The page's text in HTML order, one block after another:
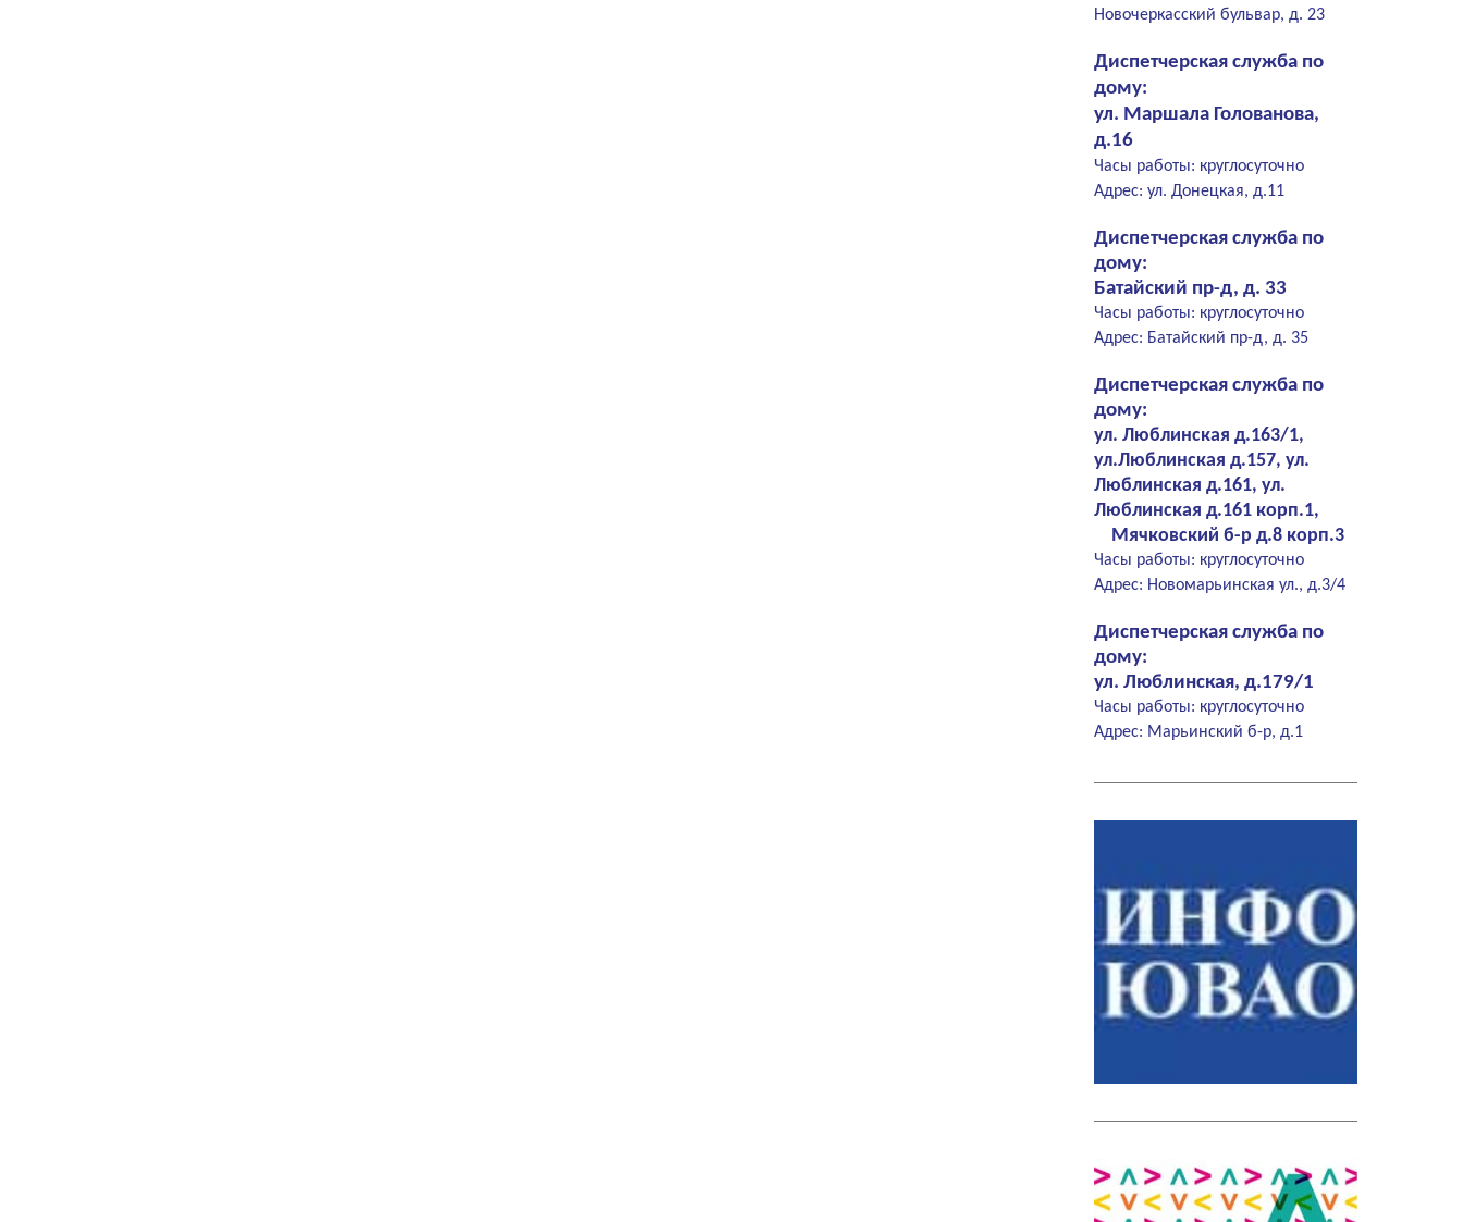
Новочеркасский бульвар, д. 23
Диспетчерская служба по
дому:
ул. Маршала Голованова,
д.16
Часы работы: круглосуточно
Адрес: ул. Донецкая, д.11
Диспетчерская служба по
дому:
Батайский пр-д, д. 33
Часы работы: круглосуточно
Адрес: Батайский пр-д, д. 35
Диспетчерская служба по
дому:
ул. Люблинская д.163/1,
ул.Люблинская д.157, ул.
Люблинская д.161, ул.
Люблинская д.161 корп.1,
Мячковский б-р д.8 корп.3
Часы работы: круглосуточно
Адрес: Новомарьинская ул., д.3/4
Диспетчерская служба по
дому:
ул. Люблинская, д.179/1
Часы работы: круглосуточно
Адрес: Марьинский б-р, д.1